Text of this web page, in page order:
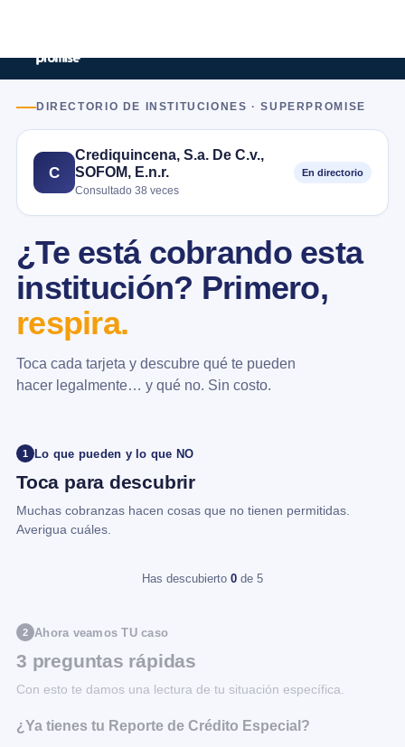
DIRECTORIO DE INSTITUCIONES · SUPERPROMISE
C
Crediquincena, S.a. De C.v.,
SOFOM, E.n.r.
Consultado 38 veces
En directorio
¿Te está cobrando esta
institución? Primero,
respira.
Toca cada tarjeta y descubre qué te pueden
hacer legalmente… y qué no. Sin costo.
1 Lo que pueden y lo que NO
Toca para descubrir
Muchas cobranzas hacen cosas que no tienen permitidas.
Averigua cuáles.
Has descubierto 0 de 5
2 Ahora veamos TU caso
3 preguntas rápidas
Con esto te damos una lectura de tu situación específica.
¿Ya tienes tu Reporte de Crédito Especial?